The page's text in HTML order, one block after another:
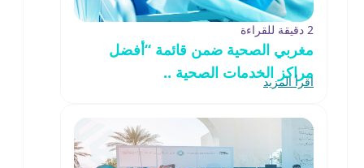
2 دقيقة للقراءة
مغربي الصحية ضمن قائمة “أفضل
مراكز الخدمات الصحية ..
اقرأ المزيد